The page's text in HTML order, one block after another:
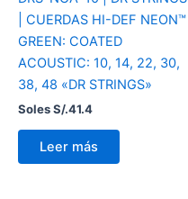
| CUERDAS HI-DEF NEON™
GREEN: COATED
ACOUSTIC: 10, 14, 22, 30,
38, 48 «DR STRINGS»
Soles S/.41.4
Leer más